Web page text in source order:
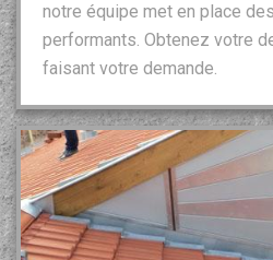
notre équipe met en place
performants. Obtenez votre
faisant votre demande.